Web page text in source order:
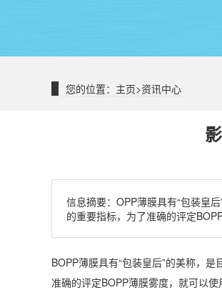
您的位置： 主页>资讯中心
信息摘要： OPP薄膜具有“包装皇
的重要指标，为了准确的评定
BOPP薄膜具有“包装皇后”的美称，
准确的评定BOPP薄膜雾度，就可以使